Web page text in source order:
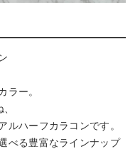
ラー。
ルハーフカラコンです。
べる豊富なラインナップ